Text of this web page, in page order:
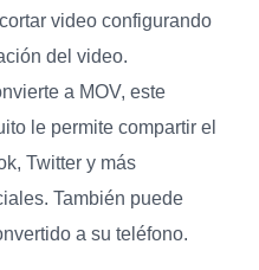
video configurando
del video.
a MOV, este
le permite compartir el
Twitter y más
También puede
a su teléfono.